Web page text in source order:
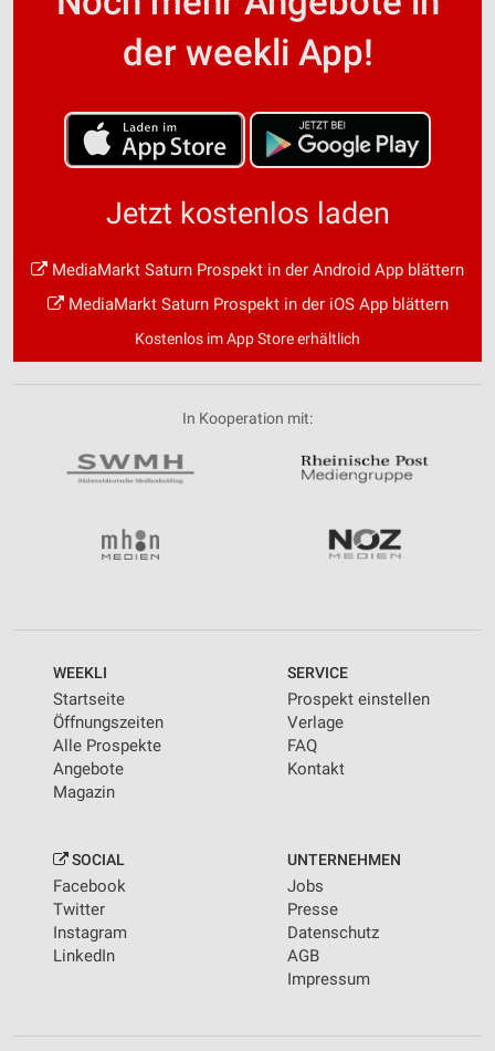
der weekli App!
Jetzt kostenlos laden
MediaMarkt Saturn Prospekt in der Android App blättern
MediaMarkt Saturn Prospekt in der iOS App blättern
Kostenlos im App Store erhältlich
In Kooperation mit:
WEEKLI
Startseite
Öffnungszeiten
Alle Prospekte
Angebote
Magazin
SERVICE
Prospekt einstellen
Verlage
FAQ
Kontakt
SOCIAL
Facebook
Twitter
Instagram
LinkedIn
UNTERNEHMEN
Jobs
Presse
Datenschutz
AGB
Impressum